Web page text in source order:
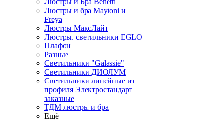
Люстры и Бра Benetti
Люстры и бра Maytoni и
Freya
Люстры МаксЛайт
Люстры, светильники EGLO
Плафон
Разные
Светильники "Galassie"
Светильники ДИОЛУМ
Светильники линейные из
профиля Электростандарт
заказные
ТДМ люстры и бра
Ещё